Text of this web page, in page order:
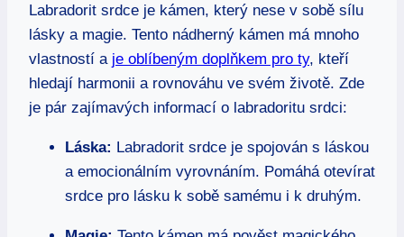
Labradorit srdce je kámen, který nese v sobě sílu
lásky a magie. Tento nádherný kámen má mnoho
vlastností a je oblíbeným doplňkem pro ty, kteří
hledají harmonii a rovnováhu ve svém životě. Zde
je pár zajímavých informací o labradoritu srdci:
Láska: Labradorit srdce je spojován s láskou
a emocionálním vyrovnáním. Pomáhá otevírat
srdce pro lásku k sobě samému i k druhým.